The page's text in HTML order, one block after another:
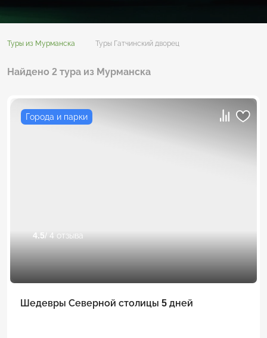
Туры из Мурманска Туры Гатчинский дворец
Найдено 2 тура из Мурманска
Города и парки
4.5/ 4 отзыва
Шедевры Северной столицы 5 дней